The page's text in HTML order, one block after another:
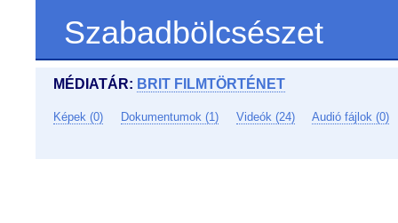
Szabadbölcsészet
MÉDIATÁR: BRIT FILMTÖRTÉNET
Képek (0) Dokumentumok (1) Videók (24) Audió fájlok (0)